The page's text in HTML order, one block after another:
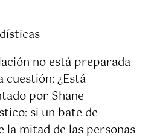
no está preparada
cuestión: ¿Está
por Shane
si un bate de
la mitad de las personas